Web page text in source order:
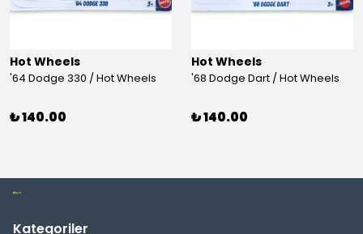
Hot Wheels
'64 Dodge 330 / Hot Wheels
₺ 140.00
Hot Wheels
'68 Dodge Dart / Hot Wheels
₺ 140.00
Kategoriler